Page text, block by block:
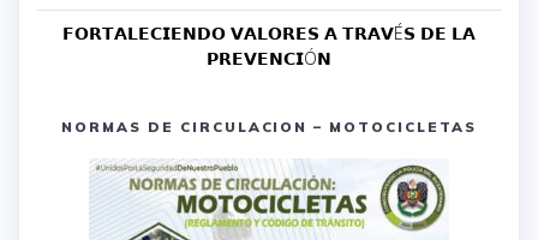
𝗙𝗢𝗥𝗧𝗔𝗟𝗘𝗖𝗜𝗘𝗡𝗗𝗢 𝗩𝗔𝗟𝗢𝗥𝗘𝗦 𝗔 𝗧𝗥𝗔𝗩É𝗦 𝗗𝗘 𝗟𝗔
𝗣𝗥𝗘𝗩𝗘𝗡𝗖𝗜Ó𝗡
NORMAS DE CIRCULACION – MOTOCICLETAS